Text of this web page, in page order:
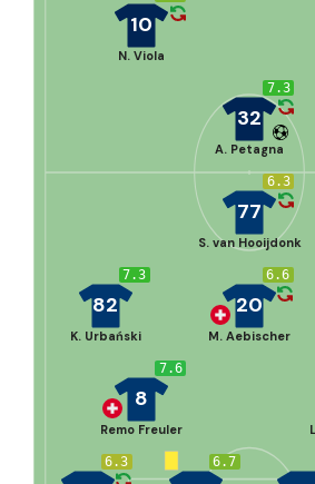
10
N. Viola
7.3
32
A. Petagna
6.3 6.7
7.6
8
Remo Freuler
7.3
82
K. Urbański
6.6
20
M. Aebischer
6.3
77
S. van Hooijdonk